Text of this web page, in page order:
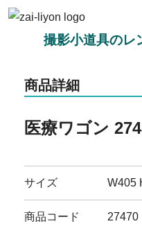
撮影小道具のレ
商品詳細
医療ワゴン
サイズ W405
商品コード 27470